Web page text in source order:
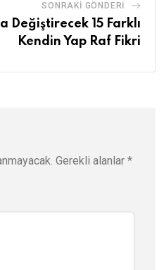
SONRAKI GÖNDERI
Değiştirecek 15 Farklı
Kendin Yap Raf Fikri
Gerekli alanlar *